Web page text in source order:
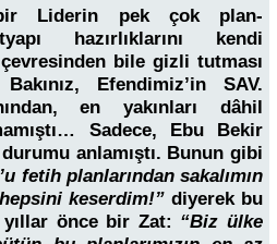
Liderin pek çok plan-
hazırlıklarını kendi
bile gizli tutması
Efendimiz’in SAV.
en yakınları dâhil
Sadece, Ebu Bekir
anlamıştı. Bunun gibi
fetih planlarından sakalımın
keserdim!” diyerek bu
yıllar önce bir Zat: “Biz ülke